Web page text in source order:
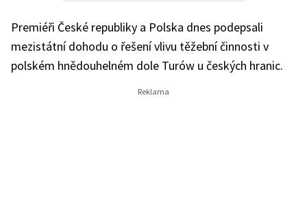
Premiéři České republiky a Polska dnes podepsali
mezistátní dohodu o řešení vlivu těžební činnosti v
polském hnědouhelném dole Turów u českých hranic.